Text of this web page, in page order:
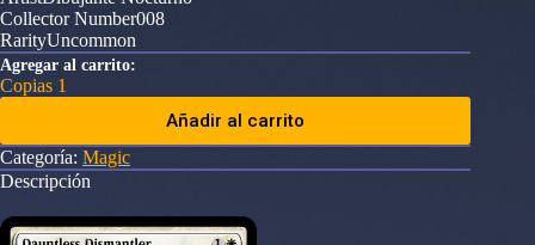
Collector Number008
RarityUncommon
Agregar al carrito:
Copias 1
Añadir al carrito
Categoría: Magic
Descripción